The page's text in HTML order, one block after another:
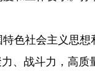
色社会主义思
、战斗力，高质